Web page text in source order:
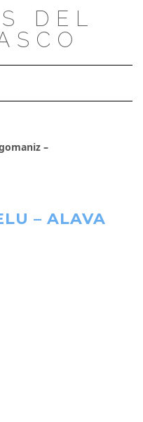
DEL
modo de navegación
–
– ALAVA